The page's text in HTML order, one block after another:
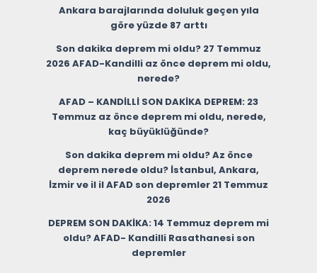
Ankara barajlarında doluluk geçen yıla
göre yüzde 87 arttı
Son dakika deprem mi oldu? 27 Temmuz
2026 AFAD-Kandilli az önce deprem mi oldu,
nerede?
AFAD – KANDİLLİ SON DAKİKA DEPREM: 23
Temmuz az önce deprem mi oldu, nerede,
kaç büyüklüğünde?
Son dakika deprem mi oldu? Az önce
deprem nerede oldu? İstanbul, Ankara,
İzmir ve il il AFAD son depremler 21 Temmuz
2026
DEPREM SON DAKİKA: 14 Temmuz deprem mi
oldu? AFAD- Kandilli Rasathanesi son
depremler